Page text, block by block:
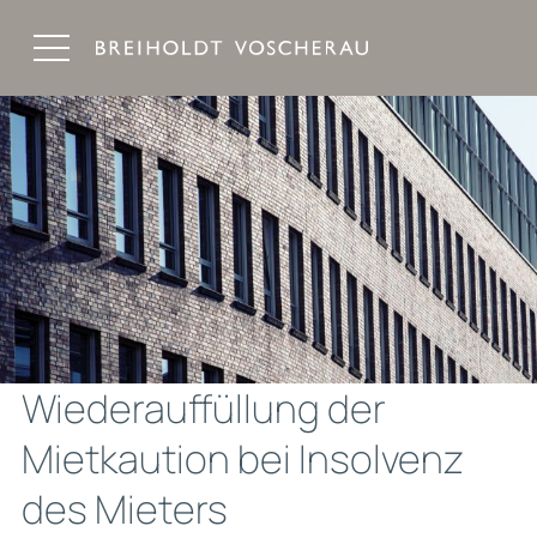
Wiederauffüllung der
Mietkaution bei Insolvenz
des Mieters